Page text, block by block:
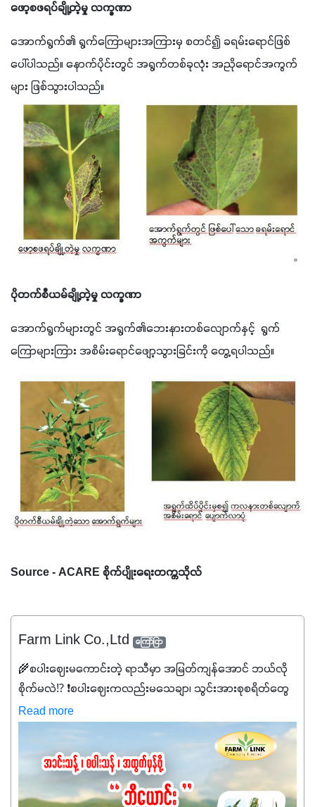
ဖော့စဖရပ်ချို့တဲ့မှု လက္ခဏာ
အောက်ရွက်၏ ရွက်ကြောများအကြားမှ စတင်၍ ခရမ်းရောင်ဖြစ်
ပေါ်ပါသည်။ နောက်ပိုင်းတွင် အရွက်တစ်ခုလုံး အညိုရောင်အကွက်
များ ဖြစ်သွားပါသည်။
ပိုတက်စီယမ်ချို့တဲ့မှု လက္ခဏာ
အောက်ရွက်များတွင် အရွက်၏ဘေးနားတစ်လျောက်နှင့်  ရွက်
ကြောများကြား အစိမ်းရောင်ဖျော့သွားခြင်းကို တွေ့ရပါသည်။
Source - ACARE စိုက်ပျိုးရေးတက္ကသိုလ်
Farm Link Co.,Ltd ကြော်ငြာ
🌾စပါးဈေးမကောင်းတဲ့ ရာသီမှာ အမြတ်ကျန်အောင် ဘယ်လို
စိုက်မလဲ⁉️ ❗စပါးဈေးကလည်းမသေချာ၊ သွင်းအားစုစရိတ်တွေ
ကလည်း တက်နေတဲ့ဒီလိုအချိန်မှာ သွင်းအားစုဖိုးကို လျှော့ချပြီး
အထွက်နှုန်းကို ထိန်းထားနိုင်မှ ဦးကြီးတို့ အဆင်ပြေမှာနော် ✔️ဒါ
ကြောင့် ကိုယ်သုံးသမျှ ကိုယ့်အတွက်အကျိုးရစေမယ့်
အရည်အသွေးစိတ်ချရတဲ့ သွင်းအားစုပစ္စည်းတွေကိုပဲ ရွေးချယ်
သုံးသင့်ပါတယ်။
Read more